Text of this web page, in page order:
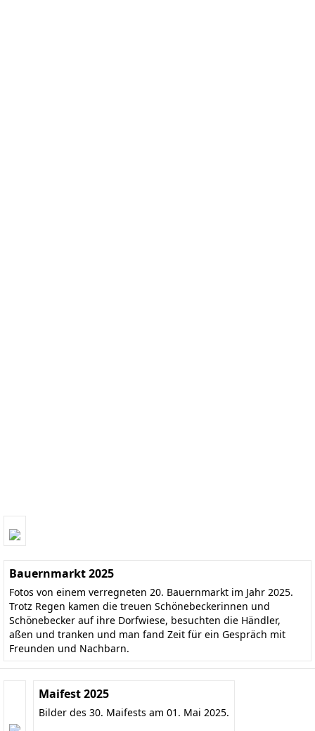
Bauernmarkt 2025
Fotos von einem verregneten 20. Bauernmarkt im Jahr 2025.
Trotz Regen kamen die treuen Schönebeckerinnen und
Schönebecker auf ihre Dorfwiese, besuchten die Händler,
aßen und tranken und man fand Zeit für ein Gespräch mit
Freunden und Nachbarn.
Maifest 2025
Bilder des 30. Maifests am 01. Mai 2025.